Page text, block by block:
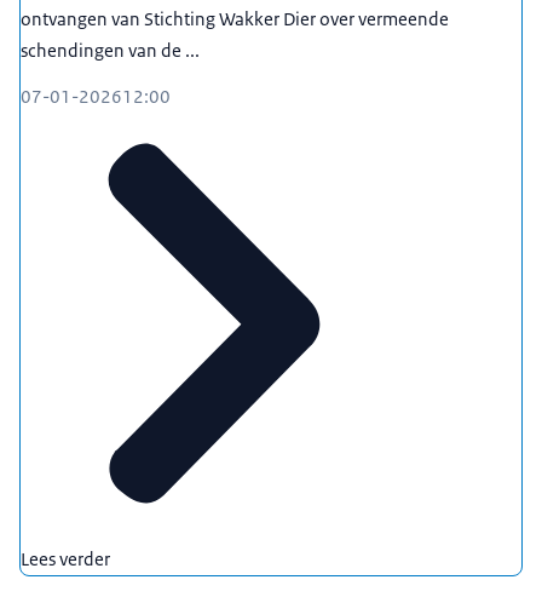
ontvangen van Stichting Wakker Dier over vermeende
schendingen van de ...
07-01-202612:00
Lees verder